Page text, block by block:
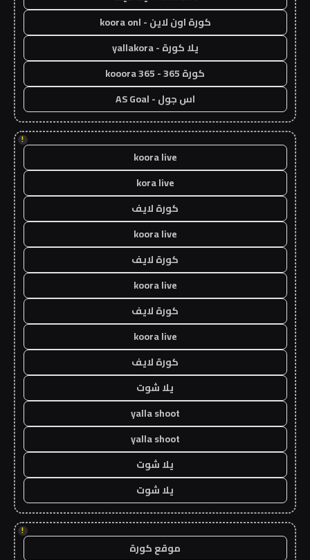
كورة اون لاين - koora onl
يلا كورة - yallakora
كورة 365 - kooora 365
اس جول - AS Goal
!
koora live
kora live
كورة لايف
koora live
كورة لايف
koora live
كورة لايف
koora live
كورة لايف
يلا شوت
yalla shoot
yalla shoot
يلا شوت
يلا شوت
!
موقع كورة